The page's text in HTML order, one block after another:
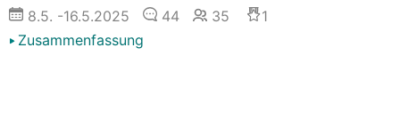
8.5. -16.5.2025 44 35
1
Zusammenfassung